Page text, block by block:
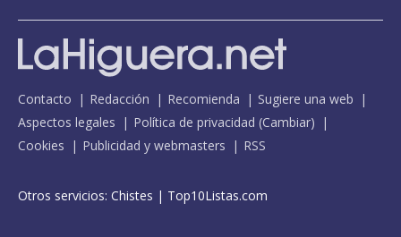
Contacto Redacción Recomienda
Sugiere una web
Aspectos legales
Política de privacidad (Cambiar)
Cookies
Publicidad y webmasters RSS
Otros servicios: Chistes | Top10Listas.com